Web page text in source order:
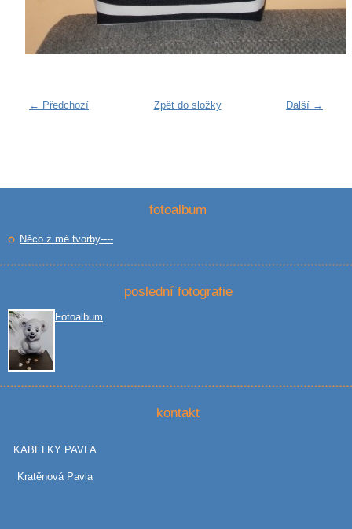
← Předchozí Další →
Zpět do složky
fotoalbum
Něco z mé tvorby----
poslední fotografie
Fotoalbum
kontakt
KABELKY PAVLA
Kratěnová Pavla